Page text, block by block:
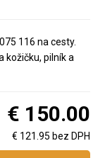
116 na cesty.
kožičku, pilník a
€ 150.00
€ 121.95 bez DPH